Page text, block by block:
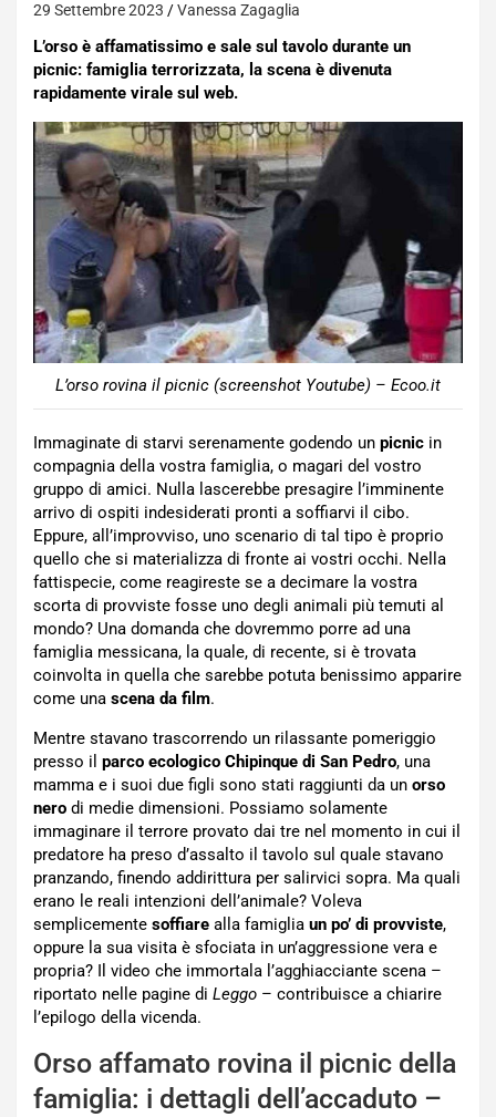
29 Settembre 2023 Vanessa Zagaglia
L’orso è affamatissimo e sale sul tavolo durante un
picnic: famiglia terrorizzata, la scena è divenuta
rapidamente virale sul web.
L’orso rovina il picnic (screenshot Youtube) – Ecoo.it
Immaginate di starvi serenamente godendo un picnic in
compagnia della vostra famiglia, o magari del vostro
gruppo di amici. Nulla lascerebbe presagire l’imminente
arrivo di ospiti indesiderati pronti a soffiarvi il cibo.
Eppure, all’improvviso, uno scenario di tal tipo è proprio
quello che si materializza di fronte ai vostri occhi. Nella
fattispecie, come reagireste se a decimare la vostra
scorta di provviste fosse uno degli animali più temuti al
mondo? Una domanda che dovremmo porre ad una
famiglia messicana, la quale, di recente, si è trovata
coinvolta in quella che sarebbe potuta benissimo apparire
come una scena da film.
Mentre stavano trascorrendo un rilassante pomeriggio
presso il parco ecologico Chipinque di San Pedro, una
mamma e i suoi due figli sono stati raggiunti da un orso
nero di medie dimensioni. Possiamo solamente
immaginare il terrore provato dai tre nel momento in cui il
predatore ha preso d’assalto il tavolo sul quale stavano
pranzando, finendo addirittura per salirvici sopra. Ma quali
erano le reali intenzioni dell’animale? Voleva
semplicemente soffiare alla famiglia un po’ di provviste,
oppure la sua visita è sfociata in un’aggressione vera e
propria? Il video che immortala l’agghiacciante scena –
riportato nelle pagine di Leggo – contribuisce a chiarire
l’epilogo della vicenda.
Orso affamato rovina il picnic della
famiglia: i dettagli dell’accaduto –